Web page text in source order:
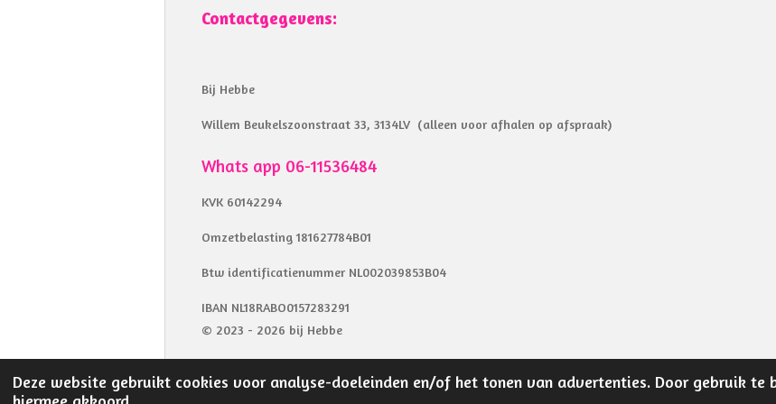
Deze website gebruikt cookies voor analyse-doeleinden en/of het tonen van advertenties. Door gebruik te
Contactgegevens:
Bij Hebbe
Willem Beukelszoonstraat 33, 3134LV (alleen voor afhalen op afspraak)
Whats app 06-11536484
KVK 60142294
Omzetbelasting 181627784B01
Btw identificatienummer NL002039853B04
IBAN NL18RABO0157283291
© 2023 - 2026 bij Hebbe